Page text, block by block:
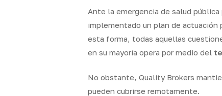
Ante la emergencia de salud
implementado un plan de actuación
esta forma, todas aquellas
en su mayoría opera por medio del
No obstante, Quality Brokers
pueden cubrirse remotamente.